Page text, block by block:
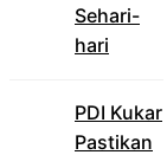
Sehari-
hari
PDI Kukar
Pastikan